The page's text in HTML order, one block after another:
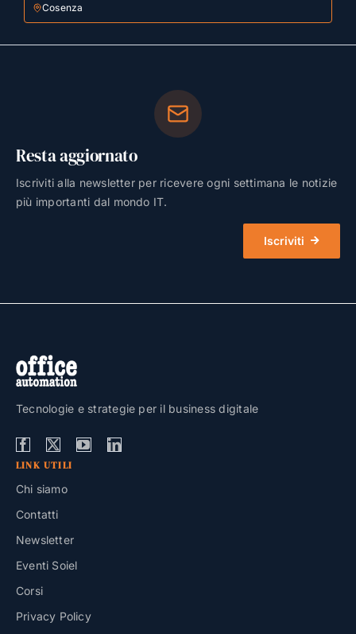
Cosenza
Resta aggiornato
Iscriviti alla newsletter per ricevere ogni settimana le notizie
più importanti dal mondo IT.
Iscriviti
Tecnologie e strategie per il business digitale
LINK UTILI
Chi siamo
Contatti
Newsletter
Eventi Soiel
Corsi
Privacy Policy